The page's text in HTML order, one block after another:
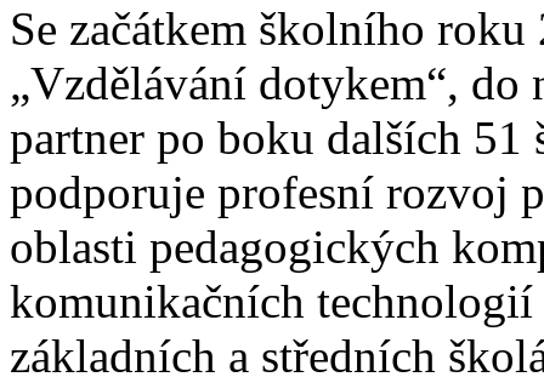
Se začátkem školního
„Vzdělávání dotykem“, do
partner po boku dalších
podporuje profesní rozvoj
oblasti pedagogických
komunikačních
základních a středních